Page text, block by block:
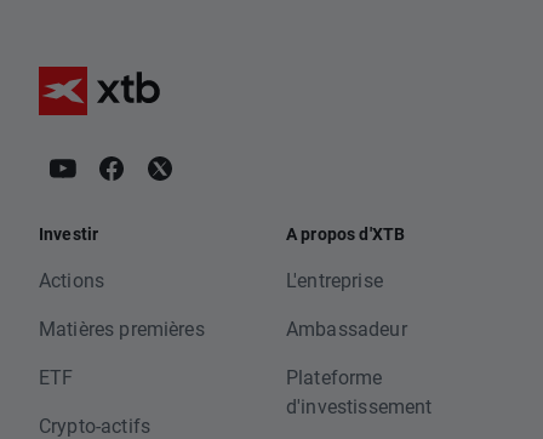
Investir
Actions
Matières premières
ETF
Crypto-actifs
A propos d'XTB
L'entreprise
Ambassadeur
Plateforme
d'investissement